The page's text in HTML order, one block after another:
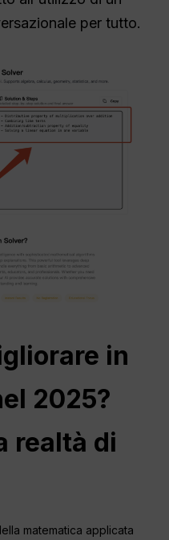
per tutto.
in
2025?
realtà di
matematica applicata